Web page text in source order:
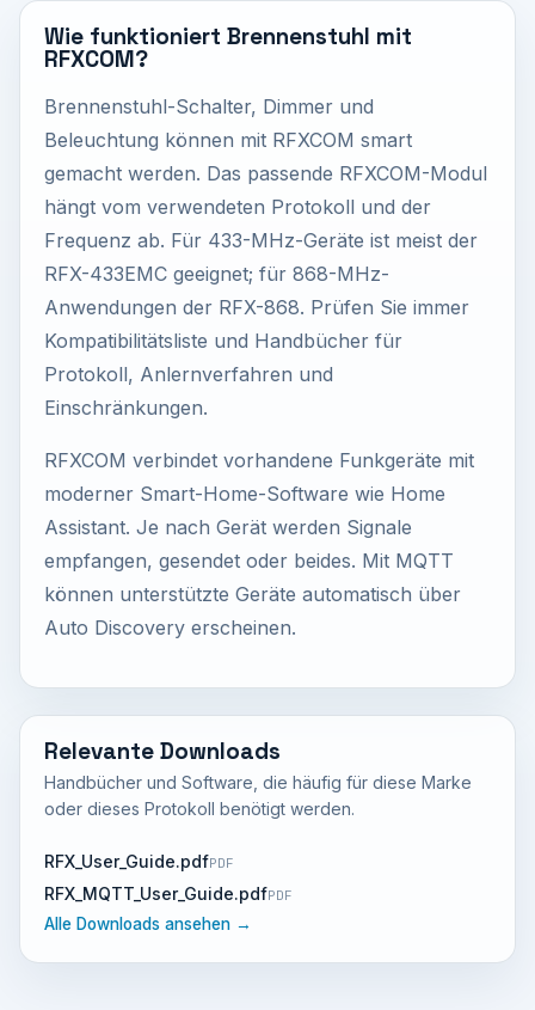
Wie funktioniert Brennenstuhl mit
RFXCOM?
Brennenstuhl-Schalter, Dimmer und
Beleuchtung können mit RFXCOM smart
gemacht werden. Das passende RFXCOM-Modul
hängt vom verwendeten Protokoll und der
Frequenz ab. Für 433-MHz-Geräte ist meist der
RFX-433EMC geeignet; für 868-MHz-
Anwendungen der RFX-868. Prüfen Sie immer
Kompatibilitätsliste und Handbücher für
Protokoll, Anlernverfahren und
Einschränkungen.
RFXCOM verbindet vorhandene Funkgeräte mit
moderner Smart-Home-Software wie Home
Assistant. Je nach Gerät werden Signale
empfangen, gesendet oder beides. Mit MQTT
können unterstützte Geräte automatisch über
Auto Discovery erscheinen.
Relevante Downloads
Handbücher und Software, die häufig für diese Marke
oder dieses Protokoll benötigt werden.
RFX_User_Guide.pdfPDF
RFX_MQTT_User_Guide.pdfPDF
Alle Downloads ansehen →